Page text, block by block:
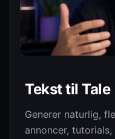
Tekst til Tale
Generer naturlig,
annoncer,